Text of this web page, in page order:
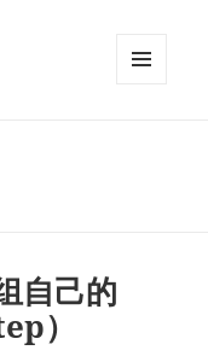
自己的
）